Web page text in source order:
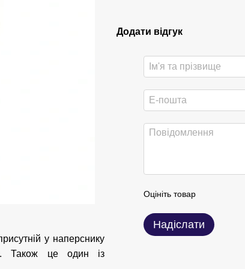
у наперснику
Також це один із
Додати відгук
Оцініть товар
Надіслати